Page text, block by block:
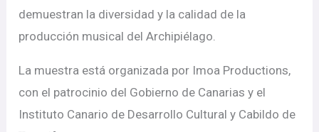
demuestran la diversidad y la calidad de la
producción musical del Archipiélago.
La muestra está organizada por Imoa Productions,
con el patrocinio del Gobierno de Canarias y el
Instituto Canario de Desarrollo Cultural y Cabildo de